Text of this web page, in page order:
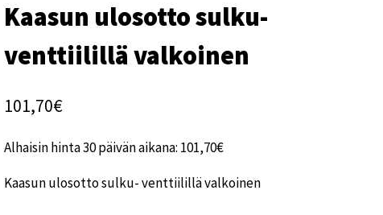
Kaasun ulosotto sulku-
venttiilillä valkoinen
101,70€
Alhaisin hinta 30 päivän aikana: 101,70€
Kaasun ulosotto sulku- venttiilillä valkoinen